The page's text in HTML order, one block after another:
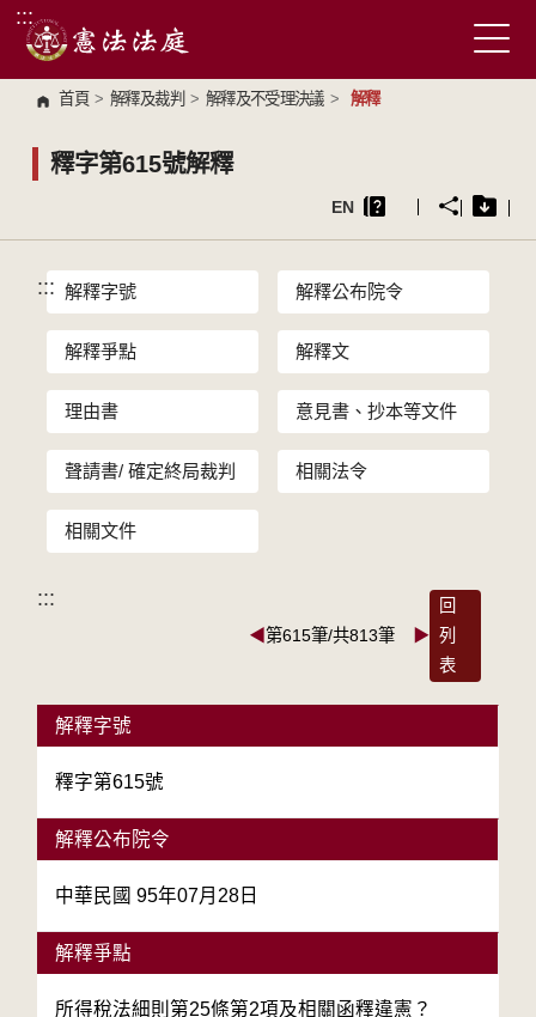
跳到主要內容區塊
:::
首頁 > 解釋及裁判 > 解釋及不受理決議 > 解釋
釋字第615號解釋
EN
::: 解釋字號 解釋公布院令
解釋爭點 解釋文
理由書 意見書、抄本等文件
聲請書/ 確定終局裁判 相關法令
相關文件
:::
◀第615筆/共813筆 ▶
回
列
表
解釋字號
釋字第615號
解釋公布院令
中華民國 95年07月28日
解釋爭點
所得稅法細則第25條第2項及相關函釋違憲？